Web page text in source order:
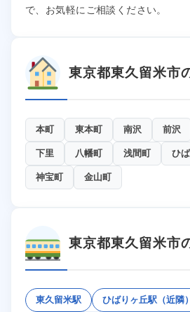
で、お気軽にご相談ください。
東京都東久留米市
本町 東本町 南沢 前沢
下里 八幡町 浅間町 ひ
神宝町 金山町
東京都東久留米市
東久留米駅 ひばりヶ丘駅（近隣）